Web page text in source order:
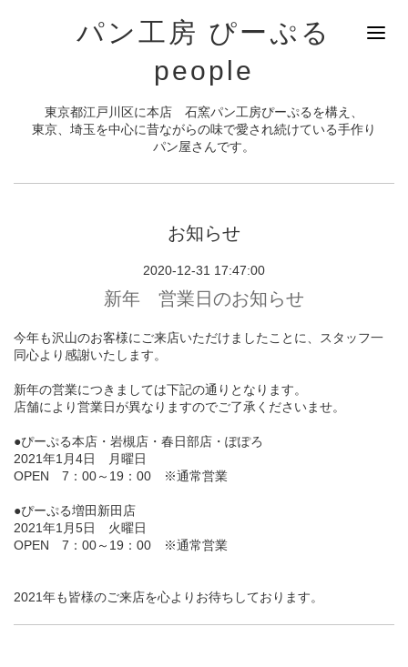
パン工房 ぴーぷる
people
東京都江戸川区に本店 石窯パン工房ぴーぷるを構え、
東京、埼玉を中心に昔ながらの味で愛され続けている手作り
パン屋さんです。
お知らせ
2020-12-31 17:47:00
新年 営業日のお知らせ
今年も沢山のお客様にご来店いただけましたことに、スタッフ一
同心より感謝いたします。
新年の営業につきましては下記の通りとなります。
店舗により営業日が異なりますのでご了承くださいませ。
●ぴーぷる本店・岩槻店・春日部店・ぽぽろ
2021年1月4日 月曜日
OPEN 7：00～19：00 ※通常営業
●ぴーぷる増田新田店
2021年1月5日 火曜日
OPEN 7：00～19：00 ※通常営業
2021年も皆様のご来店を心よりお待ちしております。